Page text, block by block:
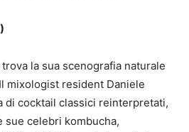
la sua scenografia naturale
mixologist resident Daniele
di cocktail classici reinterpretati,
sue celebri kombucha,